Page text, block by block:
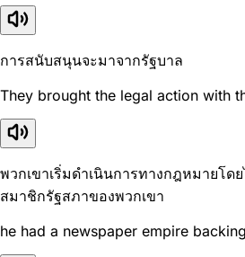
การสนับสนุนจะมาจากรัฐบาล
They brought the legal action with
พวกเขาเริ่มดำเนินการทางกฎหมายโด
สมาชิกรัฐสภาของพวกเขา
he had a newspaper empire